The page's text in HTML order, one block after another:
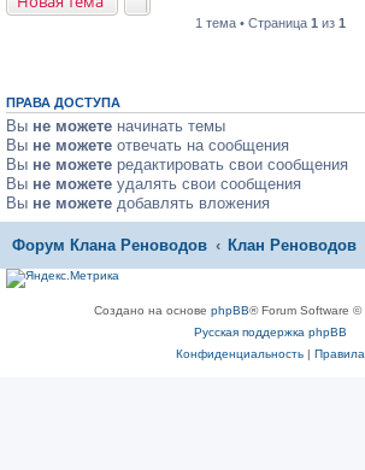
1 тема • Страница 1 из 1
ПРАВА ДОСТУПА
Вы не можете начинать темы
Вы не можете отвечать на сообщения
Вы не можете редактировать свои сообщения
Вы не можете удалять свои сообщения
Вы не можете добавлять вложения
Форум Клана Реноводов Клан Реноводов
Создано на основе phpBB® Forum Software ©
Русская поддержка phpBB
Конфиденциальность| Правила